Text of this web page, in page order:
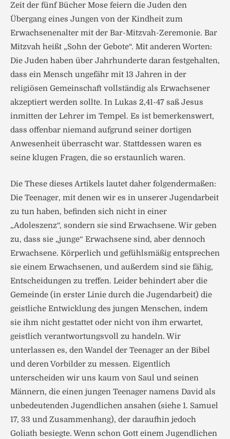
Zeit der fünf Bücher Mose feiern die Juden den
Übergang eines Jungen von der Kindheit zum
Erwachsenenalter mit der Bar-Mitzvah-Zeremonie. Bar
Mitzvah heißt „Sohn der Gebote“. Mit anderen Worten:
Die Juden haben über Jahrhunderte daran festgehalten,
dass ein Mensch ungefähr mit 13 Jahren in der
religiösen Gemeinschaft vollständig als Erwachsener
akzeptiert werden sollte. In Lukas 2,41-47 saß Jesus
inmitten der Lehrer im Tempel. Es ist bemerkenswert,
dass offenbar niemand aufgrund seiner dortigen
Anwesenheit überrascht war. Stattdessen waren es
seine klugen Fragen, die so erstaunlich waren.
Die These dieses Artikels lautet daher folgendermaßen:
Die Teenager, mit denen wir es in unserer Jugendarbeit
zu tun haben, befinden sich nicht in einer
„Adoleszenz“, sondern sie sind Erwachsene. Wir geben
zu, dass sie „junge“ Erwachsene sind, aber dennoch
Erwachsene. Körperlich und gefühlsmäßig entsprechen
sie einem Erwachsenen, und außerdem sind sie fähig,
Entscheidungen zu treffen. Leider behindert aber die
Gemeinde (in erster Linie durch die Jugendarbeit) die
geistliche Entwicklung des jungen Menschen, indem
sie ihm nicht gestattet oder nicht von ihm erwartet,
geistlich verantwortungsvoll zu handeln. Wir
unterlassen es, den Wandel der Teenager an der Bibel
und deren Vorbilder zu messen. Eigentlich
unterscheiden wir uns kaum von Saul und seinen
Männern, die einen jungen Teenager namens David als
unbedeutenden Jugendlichen ansahen (siehe 1. Samuel
17, 33 und Zusammenhang), der daraufhin jedoch
Goliath besiegte. Wenn schon Gott einem Jugendlichen